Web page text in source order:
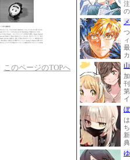
このページのTOPへ